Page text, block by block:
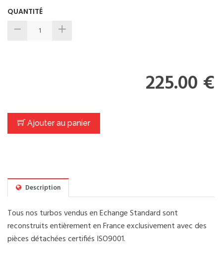
QUANTITÉ
225.00 €
Ajouter au panier
Description
Tous nos turbos vendus en Echange Standard sont
reconstruits entièrement en France exclusivement avec des
pièces détachées certifiés ISO9001.